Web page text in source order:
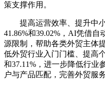
策支撑作用。
提高运营效率、提升中小
41.86%和39.02%，AI凭借
源限制，帮助各类外贸主体
低外贸行业入门门槛、提高
和37.11%，进一步降低行业
户与产品匹配，完善外贸服